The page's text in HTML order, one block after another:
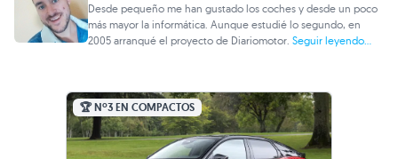
Desde pequeño me han gustado los coches y desde un poco
más mayor la informática. Aunque estudié lo segundo, en
2005 arranqué el proyecto de Diariomotor.Seguir leyendo...
🏆 Nº3 EN COMPACTOS